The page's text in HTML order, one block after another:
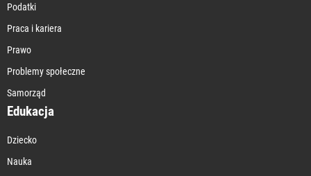
Podatki
Praca i kariera
Prawo
Problemy społeczne
Samorząd
Edukacja
Dziecko
Nauka